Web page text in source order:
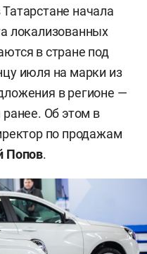
начала
локализованных
в стране под
июля на марки из
в регионе —
Об этом в
по продажам
Попов.